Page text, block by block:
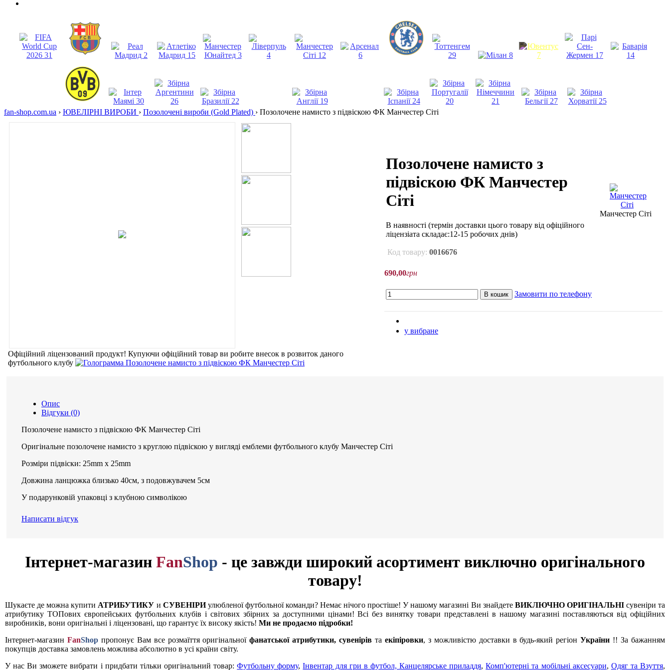
fan-shop.com.ua › ЮВЕЛІРНІ ВИРОБИ › Позолочені вироби (Gold Plated) › Позолочене намисто з підвіскою ФК Манчестер Сіті
Офіційний ліцензований продукт! Купуючи офіційний товар ви робите внесок в розвиток даного
футбольного клубу
Позолочене намисто з
підвіскою ФК Манчестер
Сіті
В наявності (термін доставки цього товару від офіційного
ліцензіата складає:12-15 робочих днів)
Код товару: 0016676
Манчестер Сіті
690,00грн
В кошик Замовити по телефону
у вибране
Опис
Відгуки (0)
Позолочене намисто з підвіскою ФК Манчестер Сіті
Оригінальне позолочене намисто з круглою підвіскою у вигляді емблеми футбольного клубу Манчестер Сіті
Розміри підвіски: 25mm x 25mm
Довжина ланцюжка близько 40см, з подовжувачем 5см
У подарунковій упаковці з клубною символікою
Написати відгук
Інтернет-магазин FanShop - це завжди широкий асортимент виключно оригінального
товару!
Шукаєте де можна купити АТРИБУТИКУ и СУВЕНІРИулюбленої футбольної команди? Немає нічого простіше! У нашому магазині Ви знайдете ВИКЛЮЧНО ОРИГІНАЛЬНІсувеніри та
атрибутику ТОПових європейських футбольних клубів і світових збірних за доступними цінами! Всі без винятку товари представлені в нашому магазині поставляються від офіційних
виробників, вони оригінальні і ліцензовані, що гарантує їх високу якість! Ми не продаємо підробки!
Інтернет-магазин FanShopпропонує Вам все розмаїття оригінальноїфанатської атрибутики, сувенірів та екіпіровки, з можливістю доставки в будь-який регіонУкраїни !! За бажанням
покупців доставка замовлень можлива абсолютно в усі країни світу.
У нас Ви зможете вибрати і придбати тільки оригінальний товар:Футбольну форму,Інвентар для гри в футбол,Канцелярське приладдя,Комп'ютерні та мобільні аксесуари, Одяг та Взуття,